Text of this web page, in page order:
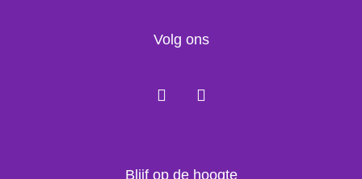
Volg ons
F
a
I
n
Blijf op de hoogte